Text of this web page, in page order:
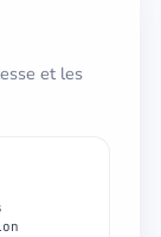
et les